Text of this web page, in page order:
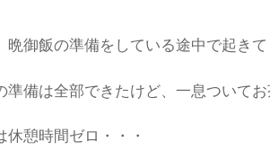
晩御飯の準備をしている途中で起きて
準備は全部できたけど、一息ついて
休憩時間ゼロ・・・